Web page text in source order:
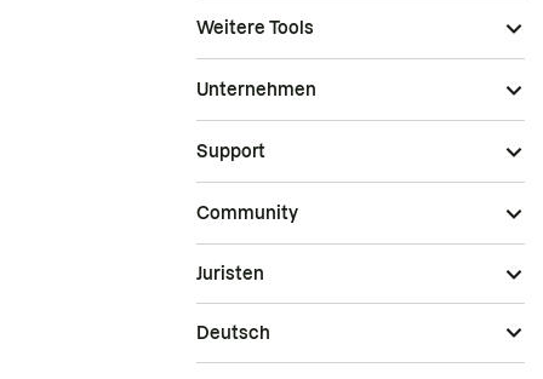
Weitere Tools
Unternehmen
Support
Community
Juristen
Deutsch